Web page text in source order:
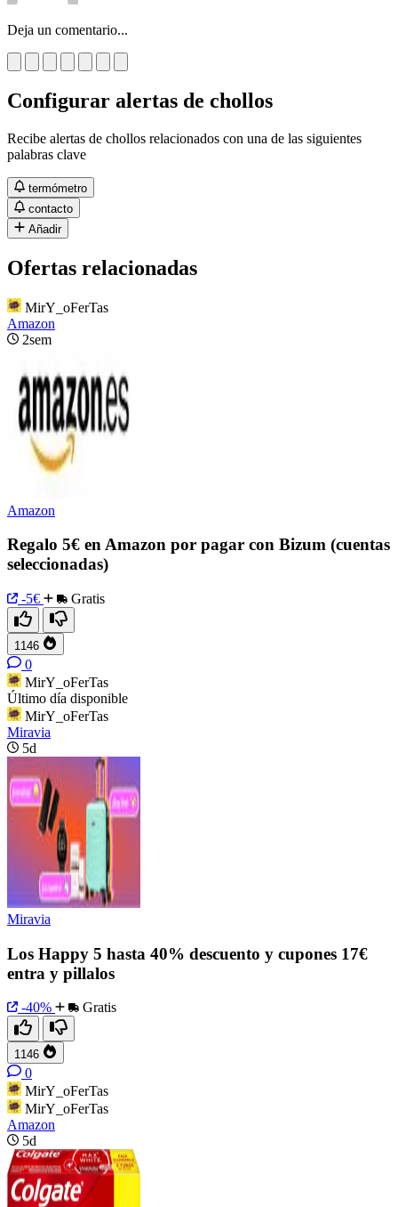
Deja un comentario...
Configurar alertas de chollos
Recibe alertas de chollos relacionados con una de las siguientes
palabras clave
termómetro
contacto
Añadir
Ofertas relacionadas
MirY_oFerTas
Amazon
2sem
Amazon
Regalo 5€ en Amazon por pagar con Bizum (cuentas
seleccionadas)
-5€ Gratis
1146
0
MirY_oFerTas
Último día disponible
MirY_oFerTas
Miravia
5d
Miravia
Los Happy 5 hasta 40% descuento y cupones 17€
entra y pillalos
-40% Gratis
1146
0
MirY_oFerTas
MirY_oFerTas
Amazon
5d